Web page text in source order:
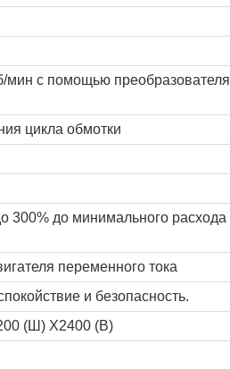
мин с помощью преобразователя
цикла обмотки
300% до минимального расхода
переменного тока
и безопасность.
(Ш) X2400 (В)